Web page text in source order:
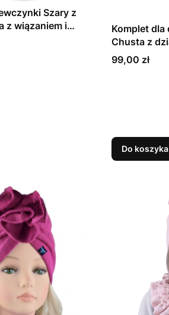
Szary z
z wiązaniem i
Komplet
Chusta z
Cena
99,00 zł
Do koszyka